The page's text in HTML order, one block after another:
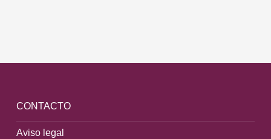
CONTACTO
Aviso legal